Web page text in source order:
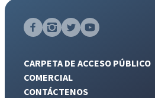
CARPETA DE ACCESO PÚBLICO
COMERCIAL
CONTÁCTENOS